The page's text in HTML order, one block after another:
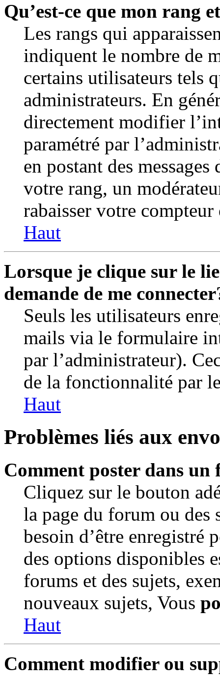
Qu’est-ce que mon rang
Les rangs qui
indiquent le nombre de
certains utilisateurs tels
administrateurs. En
directement modifier
paramétré par
en postant des
votre rang, un
rabaisser votre compteur
Haut
Lorsque je clique sur le
demande de me
Seuls les utilisateurs
mails via le formulaire
par l’administrateur).
de la fonctionnalité par
Haut
Problèmes liés aux
Comment poster dans un
Cliquez sur le bouton
la page du forum ou des
besoin d’être enregistré
des options disponibles
forums et des sujets,
nouveaux sujets, Vous
Haut
Comment modifier ou